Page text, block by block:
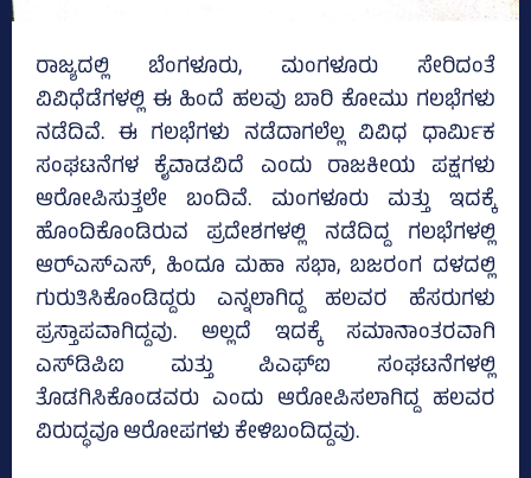
ರಾಜ್ಯದಲ್ಲಿ ಬೆಂಗಳೂರು, ಮಂಗಳೂರು ಸೇರಿದಂತೆ
ವಿವಿಧೆಡೆಗಳಲ್ಲಿ ಈ ಹಿಂದೆ ಹಲವು ಬಾರಿ ಕೋಮು ಗಲಭೆಗಳು
ನಡೆದಿವೆ. ಈ ಗಲಭೆಗಳು ನಡೆದಾಗಲೆಲ್ಲ ವಿವಿಧ ಧಾರ್ಮಿಕ
ಸಂಘಟನೆಗಳ ಕೈವಾಡವಿದೆ ಎಂದು ರಾಜಕೀಯ ಪಕ್ಷಗಳು
ಆರೋಪಿಸುತ್ತಲೇ ಬಂದಿವೆ. ಮಂಗಳೂರು ಮತ್ತು ಇದಕ್ಕೆ
ಹೊಂದಿಕೊಂಡಿರುವ ಪ್ರದೇಶಗಳಲ್ಲಿ ನಡೆದಿದ್ದ ಗಲಭೆಗಳಲ್ಲಿ
ಆರ್‌ಎಸ್‌ಎಸ್‌, ಹಿಂದೂ ಮಹಾ ಸಭಾ, ಬಜರಂಗ ದಳದಲ್ಲಿ
ಗುರುತಿಸಿಕೊಂಡಿದ್ದರು ಎನ್ನಲಾಗಿದ್ದ ಹಲವರ ಹೆಸರುಗಳು
ಪ್ರಸ್ತಾಪವಾಗಿದ್ದವು. ಅಲ್ಲದೆ ಇದಕ್ಕೆ ಸಮಾನಾಂತರವಾಗಿ
ಎಸ್‌ಡಿಪಿಐ ಮತ್ತು ಪಿಎಫ್‌ಐ ಸಂಘಟನೆಗಳಲ್ಲಿ
ತೊಡಗಿಸಿಕೊಂಡವರು ಎಂದು ಆರೋಪಿಸಲಾಗಿದ್ದ ಹಲವರ
ವಿರುದ್ಧವೂ ಆರೋಪಗಳು ಕೇಳಿಬಂದಿದ್ದವು.